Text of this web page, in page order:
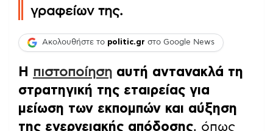
γραφείων της.
Ακολουθήστε το politic.gr στο Google News
Η πιστοποίηση αυτή αντανακλά τη
στρατηγική της εταιρείας για
μείωση των εκπομπών και αύξηση
της ενεργειακής απόδοσης, όπως